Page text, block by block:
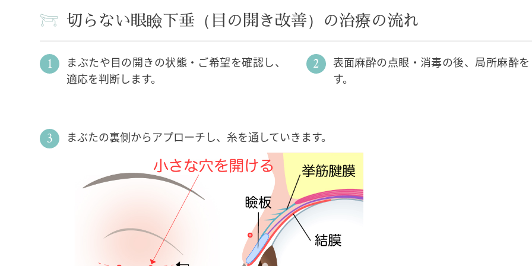
切らない眼瞼下垂（目の開き改善）の治療の流れ
まぶたや目の開きの状態・ご希望を確認し、
適応を判断します。
表面麻酔の点眼・消毒の後、局所麻酔
す。
まぶたの裏側からアプローチし、糸を通していきます。